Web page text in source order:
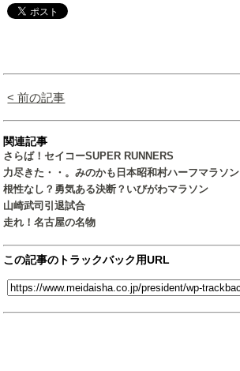
< 前の記事
関連記事
さらば！セイコーSUPER RUNNERS
力尽きた・・。みのかも日本昭和村ハーフマラソン
根性なし？勇気ある決断？いびがわマラソン
山崎武司引退試合
走れ！名古屋の名物
この記事のトラックバック用URL